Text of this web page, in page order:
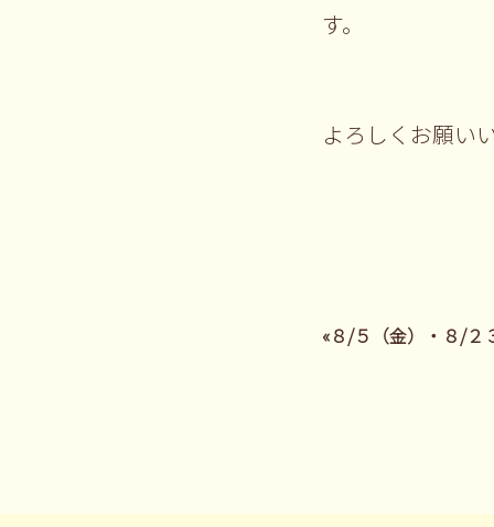
す。
よろしくお願い
«８/５（金）・８/２